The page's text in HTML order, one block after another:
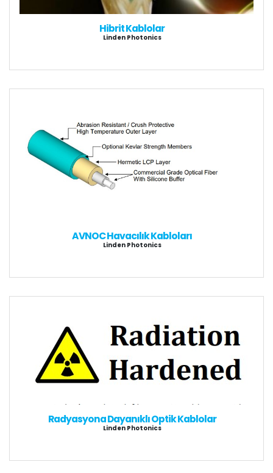
Hibrit Kablolar
Linden Photonics
AVNOC Havacılık Kabloları
Linden Photonics
Radyasyona Dayanıklı Optik Kablolar
Linden Photonics